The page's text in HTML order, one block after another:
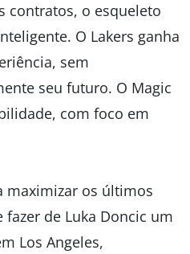
contratos, o esqueleto
O Lakers ganha
sem
seu futuro. O Magic
com foco em
maximizar os últimos
fazer de Luka Doncic um
Los Angeles,